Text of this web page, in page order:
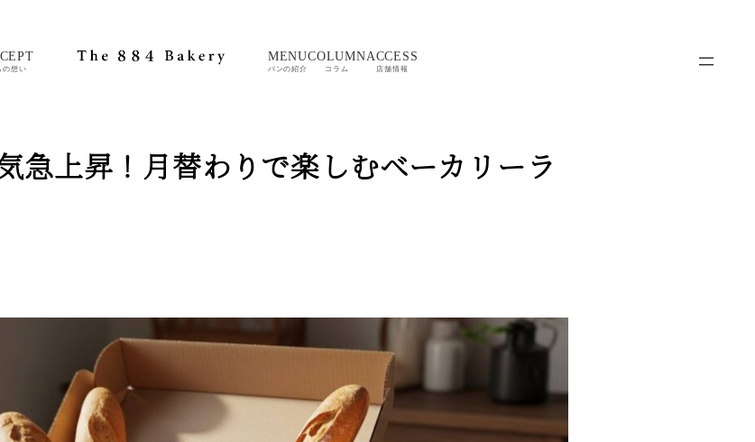
の想い
MENU
パンの紹介
COLUMN
コラム
ACCESS
店舗情報
急上昇！月替わりで楽しむベーカリーラ